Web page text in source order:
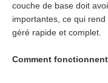
couche de base doit
importantes, ce qui
géré rapide et complet.
Comment